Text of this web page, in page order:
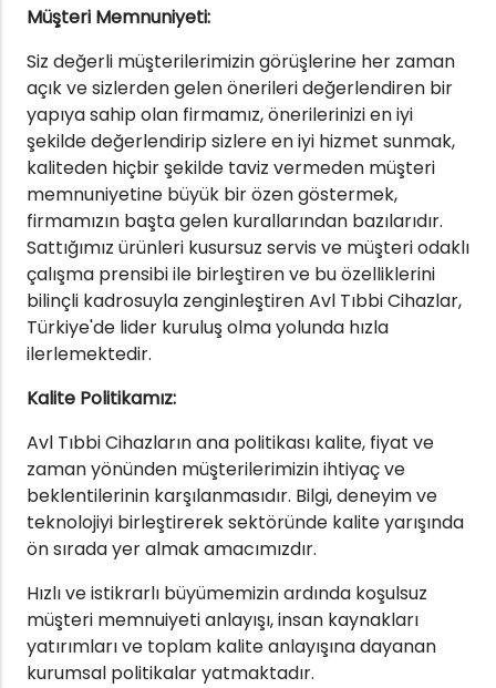
Müşteri Memnuniyeti:
Siz değerli müşterilerimizin görüşlerine her zaman
açık ve sizlerden gelen önerileri değerlendiren bir
yapıya sahip olan firmamız, önerilerinizi en iyi
şekilde değerlendirip sizlere en iyi hizmet sunmak,
kaliteden hiçbir şekilde taviz vermeden müşteri
memnuniyetine büyük bir özen göstermek,
firmamızın başta gelen kurallarından bazılarıdır.
Sattığımız ürünleri kusursuz servis ve müşteri odaklı
çalışma prensibi ile birleştiren ve bu özelliklerini
bilinçli kadrosuyla zenginleştiren Avl Tıbbi Cihazlar,
Türkiye'de lider kuruluş olma yolunda hızla
ilerlemektedir.
Kalite Politikamız:
Avl Tıbbi Cihazların ana politikası kalite, fiyat ve
zaman yönünden müşterilerimizin ihtiyaç ve
beklentilerinin karşılanmasıdır. Bilgi, deneyim ve
teknolojiyi birleştirerek sektöründe kalite yarışında
ön sırada yer almak amacımızdır.
Hızlı ve istikrarlı büyümemizin ardında koşulsuz
müşteri memnuiyeti anlayışı, insan kaynakları
yatırımları ve toplam kalite anlayışına dayanan
kurumsal politikalar yatmaktadır.